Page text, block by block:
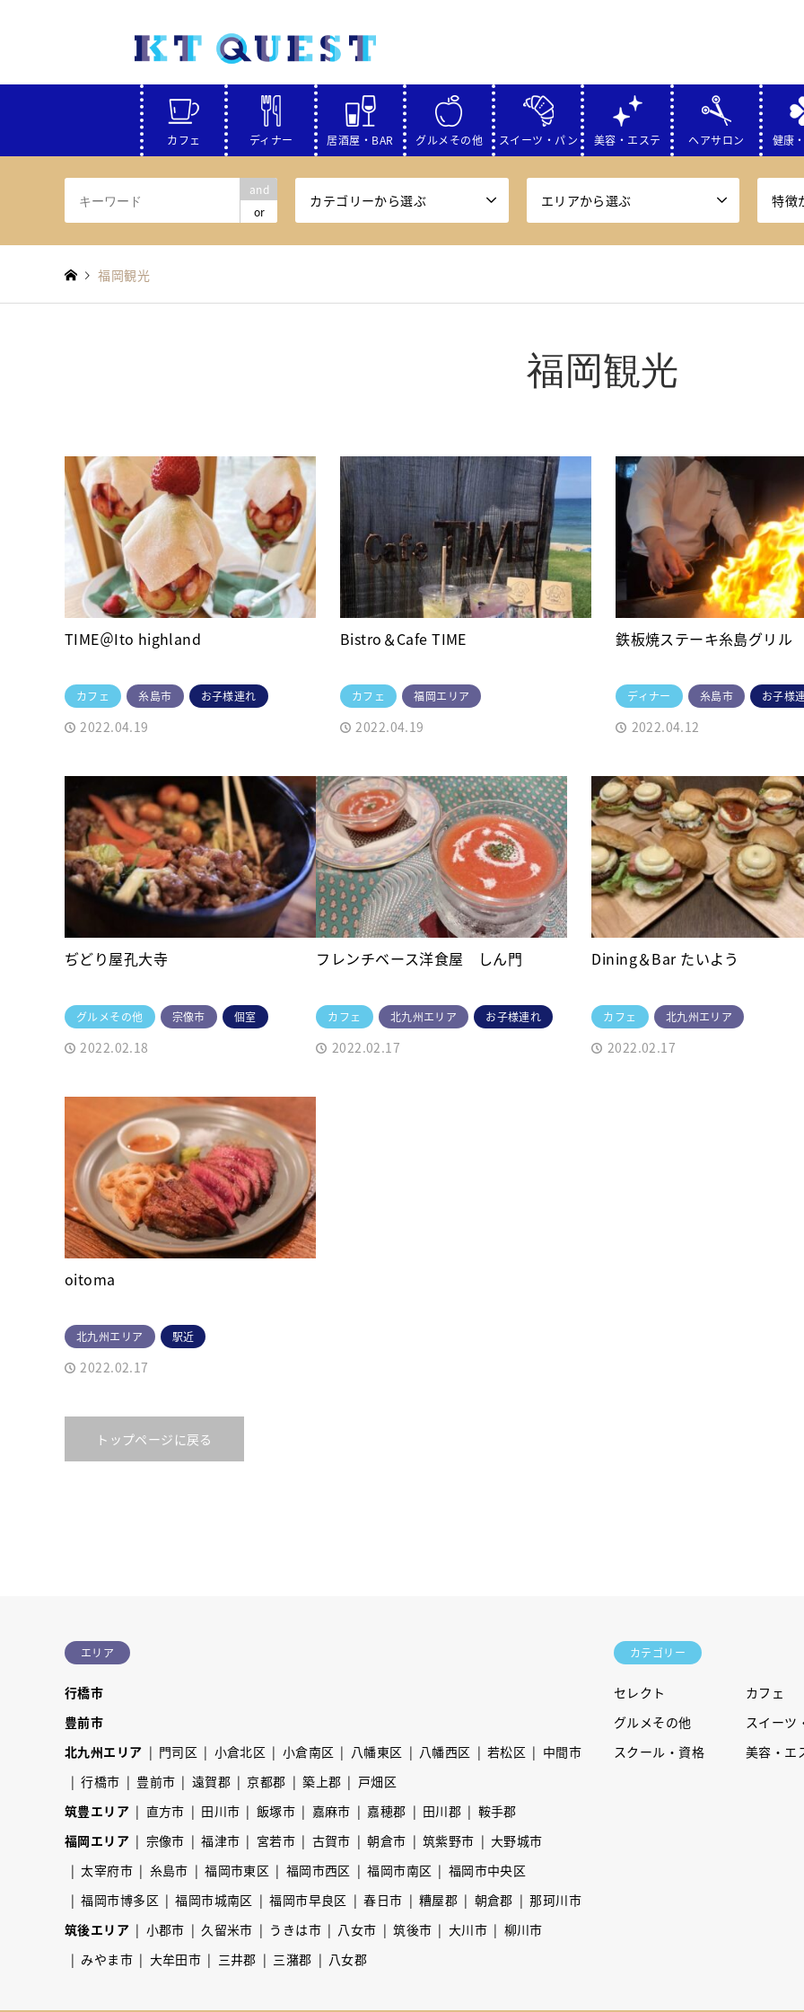
カフェ ディナー 居酒屋・BAR グルメその他 スイーツ・パン 美容・エステ ヘアサロン 健康
and
or
カテゴリーから選ぶ エリアから選ぶ 特徴
福岡観光
福岡観光
TIME＠Ito highland
カフェ 糸島市 お子様連れ
2022.04.19
Bistro＆Cafe TIME
カフェ 福岡エリア
2022.04.19
鉄板焼ステーキ糸島グリル
ディナー 糸島市 お子様
2022.04.12
ぢどり屋孔大寺
グルメその他 宗像市 個室
2022.02.18
フレンチベース洋食屋 しん門
カフェ 北九州エリア お子様連れ
2022.02.17
Dining＆Bar たいよう
カフェ 北九州エリア
2022.02.17
oitoma
北九州エリア 駅近
2022.02.17
トップページに戻る
エリア
行橋市
豊前市
北九州エリア
門司区 小倉北区 小倉南区 八幡東区 八幡西区 若松区
中間市
行橋市
豊前市 遠賀郡 京都郡 築上郡
戸畑区
筑豊エリア
直方市 田川市 飯塚市 嘉麻市 嘉穂郡 田川郡
鞍手郡
福岡エリア
宗像市 福津市 宮若市 古賀市 朝倉市 筑紫野市
大野城市
太宰府市
糸島市 福岡市東区 福岡市西区 福岡市南区
福岡市中央区
福岡市博多区
福岡市城南区 福岡市早良区 春日市 糟屋郡 朝倉郡
那珂川市
筑後エリア
小郡市 久留米市 うきは市 八女市 筑後市 大川市
柳川市
みやま市
大牟田市 三井郡 三潴郡 八女郡
カテゴリー
セレクト
カフェ
グルメその他
スイーツ
スクール・資格
美容・エ